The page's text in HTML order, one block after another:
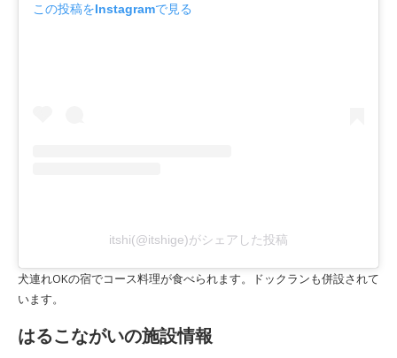
この投稿をInstagramで見る
itshi(@itshige)がシェアした投稿
犬連れOKの宿でコース料理が食べられます。ドックランも併設されて
います。
はるこながいの施設情報